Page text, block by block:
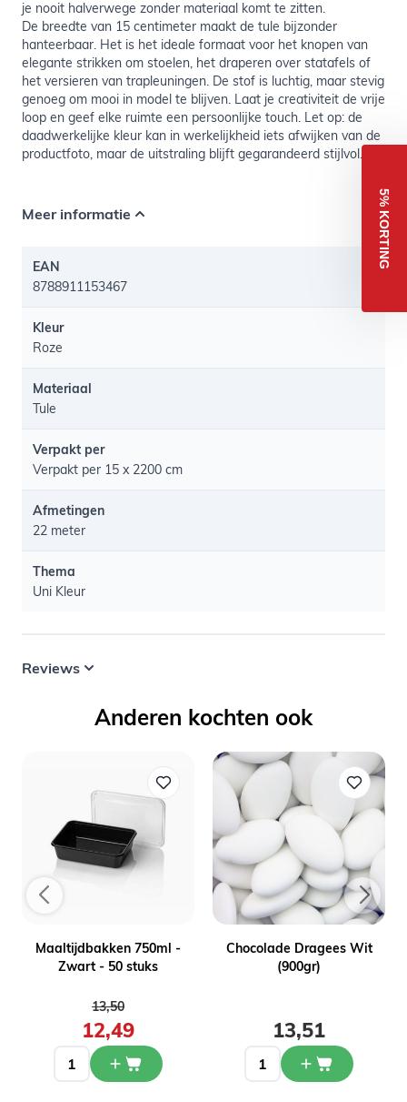
je nooit halverwege zonder materiaal komt te zitten.
De breedte van 15 centimeter maakt de tule bijzonder
hanteerbaar. Het is het ideale formaat voor het knopen van
elegante strikken om stoelen, het draperen over statafels of
het versieren van trapleuningen. De stof is luchtig, maar stevig
genoeg om mooi in model te blijven. Laat je creativiteit de vrije
loop en geef elke ruimte een persoonlijke touch. Let op: de
daadwerkelijke kleur kan in werkelijkheid iets afwijken van de
productfoto, maar de uitstraling blijft gegarandeerd stijlvol.
Meer informatie
EAN
8788911153467
Kleur
Roze
Materiaal
Tule
Verpakt per
Verpakt per 15 x 2200 cm
Afmetingen
22 meter
Thema
Uni Kleur
Reviews
Anderen kochten ook
Maaltijdbakken 750ml -
Zwart - 50 stuks
12,49
Normale prijs
13,50
Chocolade Dragees Wit
(900gr)
13,51
5% KORTING